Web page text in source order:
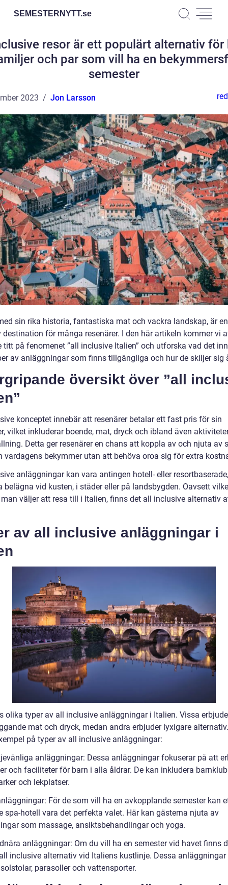
SEMESTERNYTT.se
resor är ett populärt alternativ för
och par som vill ha en
semester
2023 Jon Larsson
sin rika historia, fantastiska mat och vackra landskap, är en
för många resenärer. I den här artikeln kommer vi
titt på fenomenet ”all inclusive Italien” och utforska vad det
av anläggningar som finns tillgängliga och hur de skiljer sig
översikt över ”all
konceptet innebär att resenärer betalar ett fast pris för sin
vilket inkluderar boende, mat, dryck och ibland även
Detta ger resenärer en chans att koppla av och njuta av
vardagens bekymmer utan att behöva oroa sig för extra
anläggningar kan vara antingen hotell- eller
belägna vid kusten, i städer eller på landsbygden. Oavsett
väljer att resa till i Italien, finns det all inclusive alternativ
av all inclusive anläggningar i
olika typer av all inclusive anläggningar i Italien. Vissa
mat och dryck, medan andra erbjuder lyxigare
på typer av all inclusive anläggningar:
anläggningar: Dessa anläggningar fokuserar på att
och faciliteter för barn i alla åldrar. De kan inkludera
och lekplatser.
För de som vill ha en avkopplande semester kan
spa-hotell vara det perfekta valet. Här kan gästerna njuta av
som massage, ansiktsbehandlingar och yoga.
anläggningar: Om du vill ha en semester vid havet finns
inclusive alternativ vid Italiens kustlinje. Dessa anläggningar
parasoller och vattensporter.